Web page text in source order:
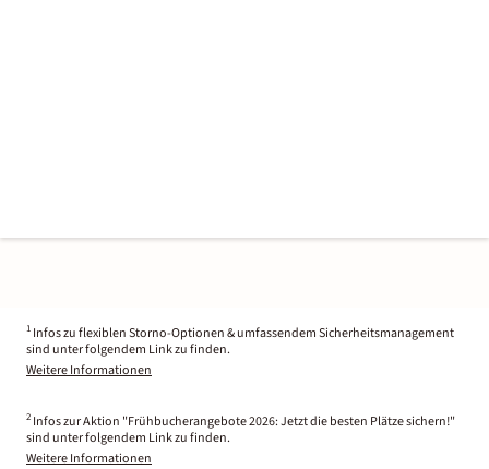
1 Infos zu flexiblen Storno-Optionen & umfassendem Sicherheitsmanagement
sind unter folgendem Link zu finden.
Weitere Informationen
2 Infos zur Aktion "Frühbucherangebote 2026: Jetzt die besten Plätze sichern!"
sind unter folgendem Link zu finden.
Weitere Informationen